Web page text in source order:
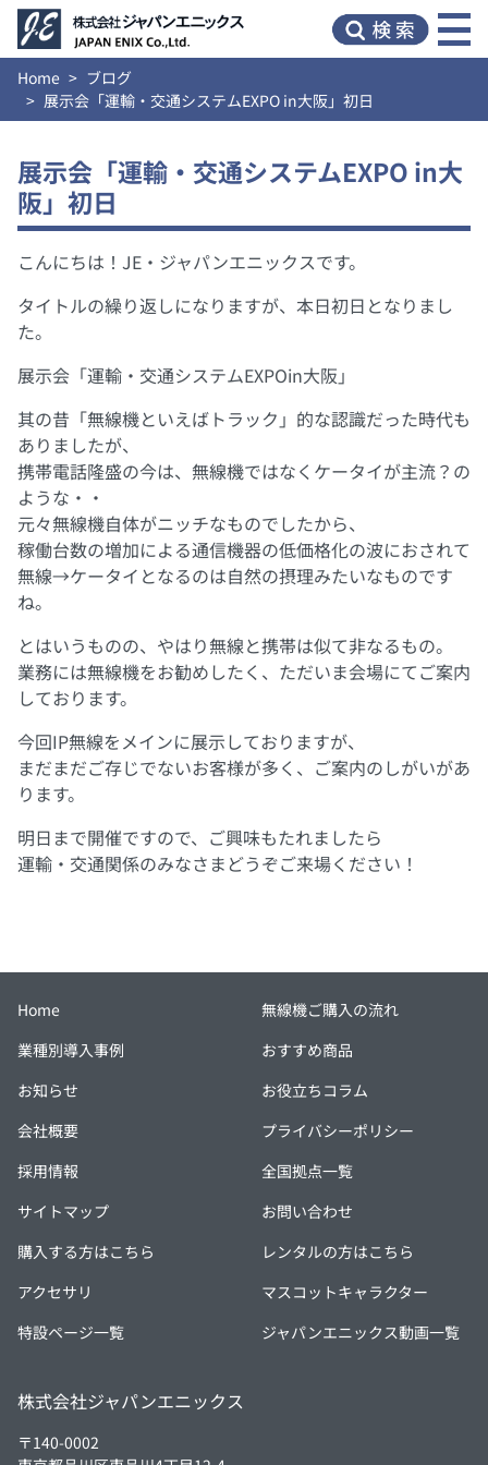
Home
ブログ
展示会「運輸・交通システムEXPO in大阪」初日
展示会「運輸・交通システムEXPO in大
阪」初日
こんにちは！JE・ジャパンエニックスです。
タイトルの繰り返しになりますが、本日初日となりまし
た。
展示会「運輸・交通システムEXPOin大阪」
其の昔「無線機といえばトラック」的な認識だった時代も
ありましたが、
携帯電話隆盛の今は、無線機ではなくケータイが主流？の
ような・・
元々無線機自体がニッチなものでしたから、
稼働台数の増加による通信機器の低価格化の波におされて
無線→ケータイとなるのは自然の摂理みたいなものです
ね。
とはいうものの、やはり無線と携帯は似て非なるもの。
業務には無線機をお勧めしたく、ただいま会場にてご案内
しております。
今回IP無線をメインに展示しておりますが、
まだまだご存じでないお客様が多く、ご案内のしがいがあ
ります。
明日まで開催ですので、ご興味もたれましたら
運輸・交通関係のみなさまどうぞご来場ください！
Home
無線機ご購入の流れ
業種別導入事例
おすすめ商品
お知らせ
お役立ちコラム
会社概要
プライバシーポリシー
採用情報
全国拠点一覧
サイトマップ
お問い合わせ
購入する方はこちら
レンタルの方はこちら
アクセサリ
マスコットキャラクター
特設ページ一覧
ジャパンエニックス動画一覧
株式会社ジャパンエニックス
〒140-0002